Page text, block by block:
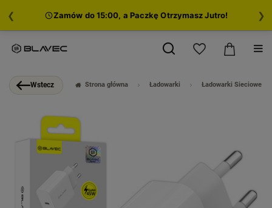
Zamów do 15:00, a Paczkę Otrzymasz Jutro!
❮ ❯
Strona główna Ładowarki Ładowarki Sieciowe